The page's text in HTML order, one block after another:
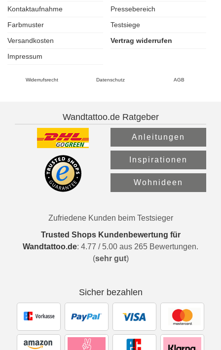
Kontaktaufnahme
Pressebereich
Farbmuster
Testsiege
Versandkosten
Vertrag widerrufen
Impressum
Widerrufsrecht Datenschutz AGB
Wandtattoo.de Ratgeber
Anleitungen
Inspirationen
Wohnideen
Zufriedene Kunden beim Testsieger
Trusted Shops Kundenbewertung für
Wandtattoo.de: 4.77 / 5.00 aus 265 Bewertungen.
(sehr gut)
Sicher bezahlen